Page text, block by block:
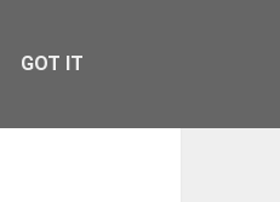
GOT IT